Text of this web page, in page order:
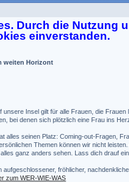
Durch die Nutzung
einverstanden.
weiten Horizont
unsere Insel gilt für alle Frauen, die
bei denen sich plötzlich eine Frau ins
alles seinen Platz: Coming-out-Fragen,
Themen können wir nicht
ganz anders sehen. Lass dich drauf
aufgeschlossener, fröhlicher,
zum WER-WIE-WAS